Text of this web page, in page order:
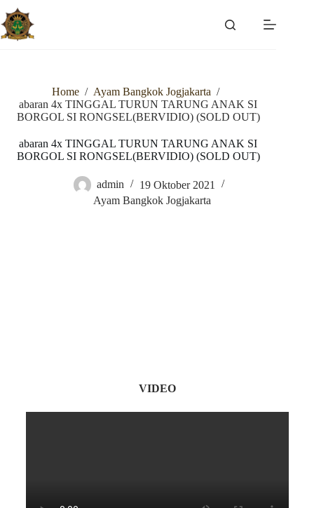
Skip
to
content
Home / Ayam Bangkok Jogjakarta /
abaran 4x TINGGAL TURUN TARUNG ANAK SI
BORGOL SI RONGSEL(BERVIDIO) (SOLD OUT)
abaran 4x TINGGAL TURUN TARUNG ANAK SI
BORGOL SI RONGSEL(BERVIDIO) (SOLD OUT)
admin
19 Oktober 2021
Ayam Bangkok Jogjakarta
VIDEO